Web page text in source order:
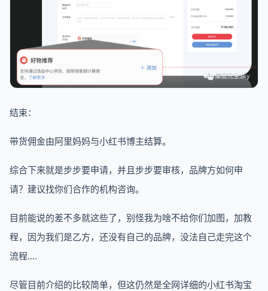
结束：
带货佣金由阿里妈妈与小红书博主结算。
综合下来就是步步要申请，并且步步要审核，品牌方如何申
请？建议找你们合作的机构咨询。
目前能说的差不多就这些了，别怪我为啥不给你们加图，加教
程，因为我们是乙方，还没有自己的品牌，没法自己走完这个
流程….
尽管目前介绍的比较简单，但这仍然是全网详细的小红书淘宝